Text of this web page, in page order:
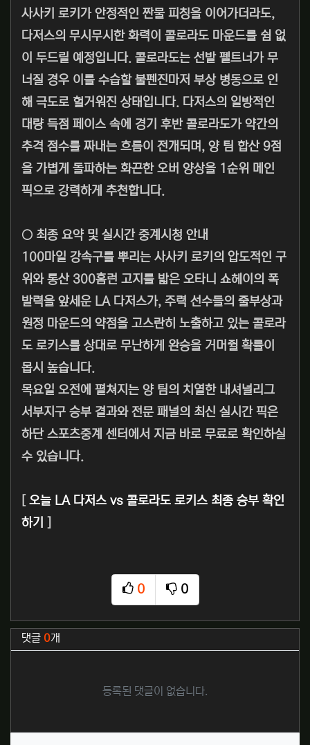
사사키 로키가 안정적인 짠물 피칭을 이어가더라도,
다저스의 무시무시한 화력이 콜로라도 마운드를 쉼 없
이 두드릴 예정입니다. 콜로라도는 선발 펠트너가 무
너질 경우 이를 수습할 불펜진마저 부상 병동으로 인
해 극도로 헐거워진 상태입니다. 다저스의 일방적인
대량 득점 페이스 속에 경기 후반 콜로라도가 약간의
추격 점수를 짜내는 흐름이 전개되며, 양 팀 합산 9점
을 가볍게 돌파하는 화끈한 오버 양상을 1순위 메인
픽으로 강력하게 추천합니다.
○ 최종 요약 및 실시간 중계시청 안내
100마일 강속구를 뿌리는 사사키 로키의 압도적인 구
위와 통산 300홈런 고지를 밟은 오타니 쇼헤이의 폭
발력을 앞세운 LA 다저스가, 주력 선수들의 줄부상과
원정 마운드의 약점을 고스란히 노출하고 있는 콜로라
도 로키스를 상대로 무난하게 완승을 거머쥘 확률이
몹시 높습니다.
목요일 오전에 펼쳐지는 양 팀의 치열한 내셔널리그
서부지구 승부 결과와 전문 패널의 최신 실시간 픽은
하단 스포츠중계 센터에서 지금 바로 무료로 확인하실
수 있습니다.
오늘 LA 다저스 vs 콜로라도 로키스 최종 승부 확인
하기
0
추천
0
비추천
관련자료
댓글 0개
등록된 댓글이 없습니다.